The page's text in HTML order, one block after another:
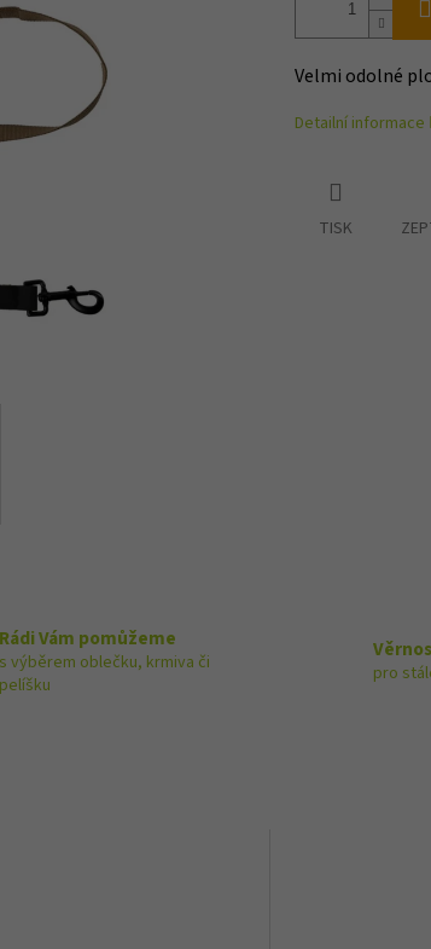
Velmi odolné
Detailní informace
TISK
Rádi Vám pomůžeme
s výběrem oblečku, krmiva či
pelíšku
pro